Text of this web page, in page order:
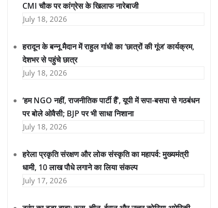
CMI चौक पर कांग्रेस के खिलाफ नारेबाजी
July 18, 2026
हरादून के बन्नू मैदान में राहुल गांधी का ‘छात्रों की गूंज’ कार्यक्रम,
देशभर से पहुंचे छात्र
July 18, 2026
‘हम NGO नहीं, राजनीतिक पार्टी हैं’, यूपी में सपा-बसपा से गठबंधन
पर बोले ओवैसी; BJP पर भी साधा निशाना
July 18, 2026
हरेला प्रकृति संरक्षण और लोक संस्कृति का महापर्व: मुख्यमंत्री
धामी, 10 लाख पौधे लगाने का लिया संकल्प
July 17, 2026